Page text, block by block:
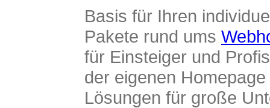
Basis für Ihren
Pakete rund ums
für Einsteiger und
der eigenen
Lösungen für große